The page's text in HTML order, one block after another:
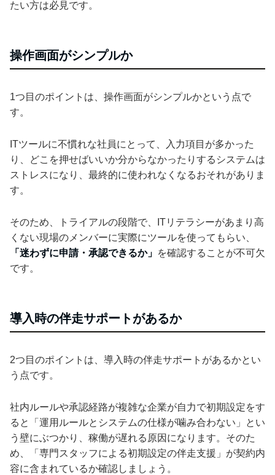
たい方は必見です。
操作画面がシンプルか
1つ目のポイントは、操作画面がシンプルかという点で
す。
ITツールに不慣れな社員にとって、入力項目が多かった
り、どこを押せばいいか分からなかったりするシステムは
ストレスになり、最終的に使われなくなるおそれがありま
す。
そのため、トライアルの段階で、ITリテラシーがあまり高
くない現場のメンバーに実際にツールを使ってもらい、
「迷わずに申請・承認できるか」 を確認することが不可欠
です。
導入時の伴走サポートがあるか
2つ目のポイントは、導入時の伴走サポートがあるかとい
う点です。
社内ルールや承認経路が複雑な企業が自力で初期設定をす
ると「運用ルールとシステムの仕様が噛み合わない」とい
う壁にぶつかり、稼働が遅れる原因になります。そのた
め、「専門スタッフによる初期設定の伴走支援」が契約内
容に含まれているか確認しましょう。